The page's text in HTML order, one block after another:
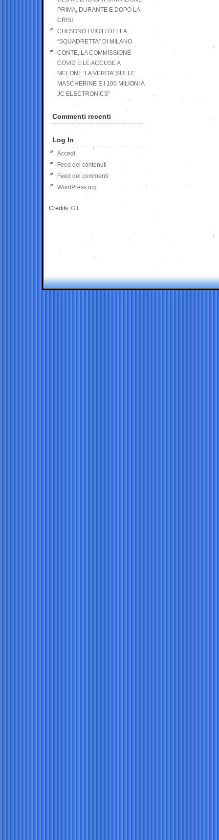
PRIMA, DURANTE E DOPO LA
CRISI
CHI SONO I VIGILI DELLA
“SQUADRETTA” DI MILANO
CONTE, LA COMMISSIONE
COVID E LE ACCUSE A
MELONI: “LA VERITA’ SULLE
MASCHERINE E I 100 MILIONI A
JC ELECTRONICS”
Commenti recenti
Log In
Accedi
Feed dei contenuti
Feed dei commenti
WordPress.org
Credits: G.I